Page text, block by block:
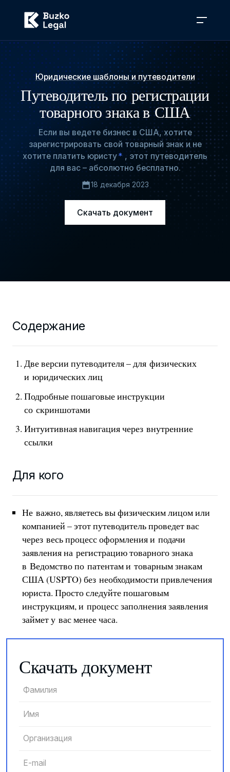
Юридические шаблоны и путеводители
Путеводитель по регистрации
товарного знака в США
Если вы ведете бизнес в США, хотите
зарегистрировать свой товарный знак и не
хотите платить юристу* , этот путеводитель
для вас – абсолютно бесплатно.
18 декабря 2023
Скачать документ
Содержание
Две версии путеводителя – для физических
и юридических лиц
Подробные пошаговые инструкции
со скриншотами
Интуитивная навигация через внутренние
ссылки
Для кого
Не важно, являетесь вы физическим лицом или
компанией – этот путеводитель проведет вас
через весь процесс оформления и подачи
заявления на регистрацию товарного знака
в Ведомство по патентам и товарным знакам
США (USPTO) без необходимости привлечения
юриста. Просто следуйте пошаговым
инструкциям, и процесс заполнения заявления
займет у вас менее часа.
Скачать документ